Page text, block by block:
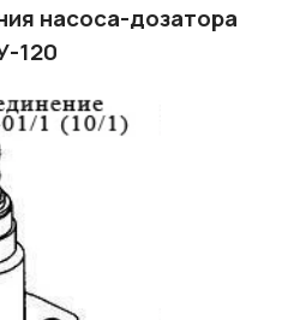
насоса-дозатора
120